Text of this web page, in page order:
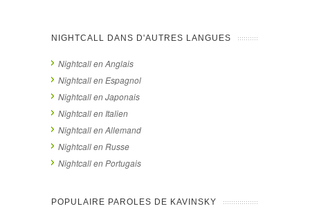
NIGHTCALL DANS D'AUTRES LANGUES
Nightcall en Anglais
Nightcall en Espagnol
Nightcall en Japonais
Nightcall en Italien
Nightcall en Allemand
Nightcall en Russe
Nightcall en Portugais
POPULAIRE PAROLES DE KAVINSKY